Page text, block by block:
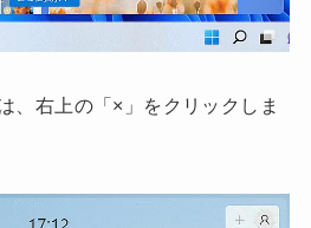
、右上の「×」をクリックしま